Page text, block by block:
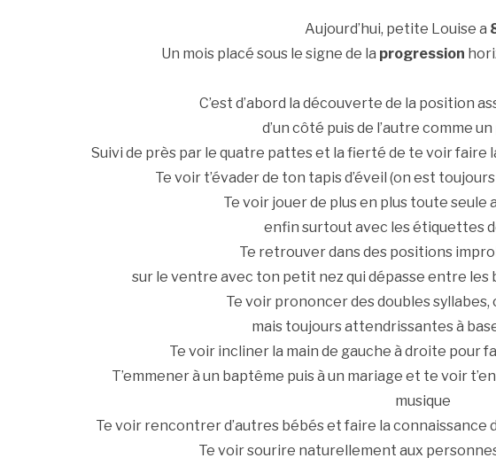
Aujourd’hui, petite Louise a
Un mois placé sous le signe de la progression
C’est d’abord la découverte de la position
d’un côté puis de l’autre comme
Suivi de près par le quatre pattes et la fierté de te voir faire
Te voir t’évader de ton tapis d’éveil (on est
Te voir jouer de plus en plus toute seule
enfin surtout avec les étiquettes
Te retrouver dans des positions
sur le ventre avec ton petit nez qui dépasse entre
Te voir prononcer des doubles
mais toujours attendrissantes à base
Te voir incliner la main de gauche à droite pour
T’emmener à un baptême puis à un mariage et te voir
musique
Te voir rencontrer d’autres bébés et faire la connaissance
Te voir sourire naturellement aux